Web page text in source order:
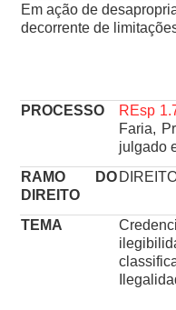
Em ação de
decorrente de
PROCESSO REsp
Faria,
julgado
RAMO DO
DIREITO
TEMA